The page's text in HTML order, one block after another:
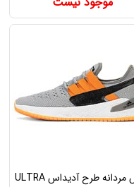
کفش مردانه طرح آدیداس ULTRA